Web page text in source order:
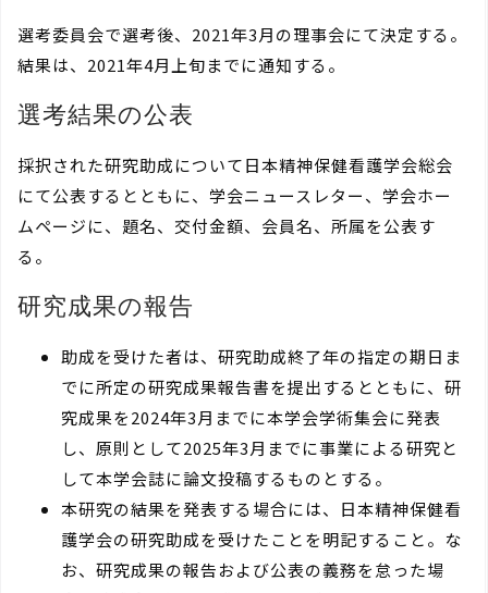
選考委員会で選考後、2021年3月の理事会にて決定する。
結果は、2021年4月上旬までに通知する。
選考結果の公表
採択された研究助成について日本精神保健看護学会総会
にて公表するとともに、学会ニュースレター、学会ホー
ムページに、題名、交付金額、会員名、所属を公表す
る。
研究成果の報告
助成を受けた者は、研究助成終了年の指定の期日ま
でに所定の研究成果報告書を提出するとともに、研
究成果を2024年3月までに本学会学術集会に発表
し、原則として2025年3月までに事業による研究と
して本学会誌に論文投稿するものとする。
本研究の結果を発表する場合には、日本精神保健看
護学会の研究助成を受けたことを明記すること。な
お、研究成果の報告および公表の義務を怠った場